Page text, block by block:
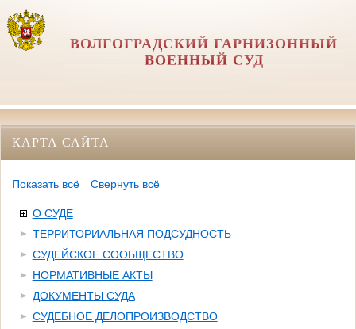
ВОЛГОГРАДСКИЙ ГАРНИЗОННЫЙ
ВОЕННЫЙ СУД
КАРТА САЙТА
Показать всё Свернуть всё
О СУДЕ
ТЕРРИТОРИАЛЬНАЯ ПОДСУДНОСТЬ
СУДЕЙСКОЕ СООБЩЕСТВО
НОРМАТИВНЫЕ АКТЫ
ДОКУМЕНТЫ СУДА
СУДЕБНОЕ ДЕЛОПРОИЗВОДСТВО